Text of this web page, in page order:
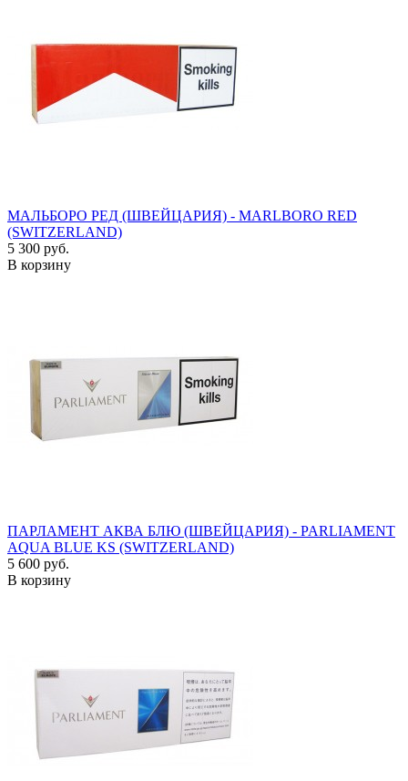
МАЛЬБОРО РЕД (ШВЕЙЦАРИЯ) - MARLBORO RED
(SWITZERLAND)
5 300 руб.
В корзину
ПАРЛАМЕНТ АКВА БЛЮ (ШВЕЙЦАРИЯ) - PARLIAMENT
AQUA BLUE KS (SWITZERLAND)
5 600 руб.
В корзину